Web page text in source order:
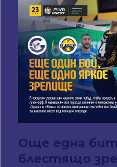
Още една
блестящо